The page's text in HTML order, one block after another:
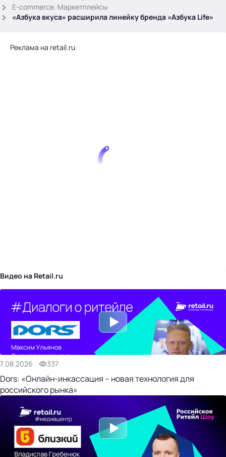
E-commerce. Маркетплейсы
«Азбука вкуса» расширила линейку бренда «Азбука Life»
Реклама на retail.ru
Видео на Retail.ru
7.08.2026 337
Dors: «Онлайн-инкассация – новая технология для
российского рынка»